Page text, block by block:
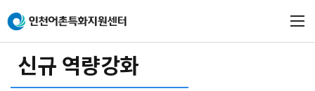
신규 역량강화